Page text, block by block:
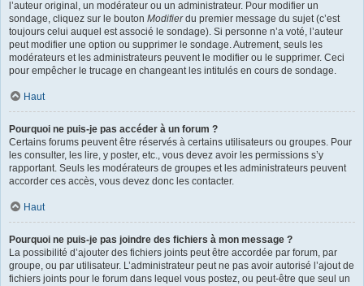
l’auteur original, un modérateur ou un administrateur. Pour modifier un
sondage, cliquez sur le bouton Modifierdu premier message du sujet (c’est
toujours celui auquel est associé le sondage). Si personne n’a voté, l’auteur
peut modifier une option ou supprimer le sondage. Autrement, seuls les
modérateurs et les administrateurs peuvent le modifier ou le supprimer. Ceci
pour empêcher le trucage en changeant les intitulés en cours de sondage.
Haut
Pourquoi ne puis-je pas accéder à un forum ?
Certains forums peuvent être réservés à certains utilisateurs ou groupes. Pour
les consulter, les lire, y poster, etc., vous devez avoir les permissions s’y
rapportant. Seuls les modérateurs de groupes et les administrateurs peuvent
accorder ces accès, vous devez donc les contacter.
Haut
Pourquoi ne puis-je pas joindre des fichiers à mon message ?
La possibilité d’ajouter des fichiers joints peut être accordée par forum, par
groupe, ou par utilisateur. L’administrateur peut ne pas avoir autorisé l’ajout de
fichiers joints pour le forum dans lequel vous postez, ou peut-être que seul un